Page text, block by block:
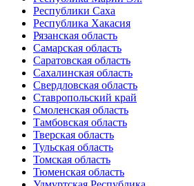
Республики Саха
Республика Хакасия
Рязанская область
Самарская область
Саратовская область
Сахалинская область
Свердловская область
Ставропольский край
Смоленская область
Тамбовская область
Тверская область
Тульская область
Томская область
Тюменская область